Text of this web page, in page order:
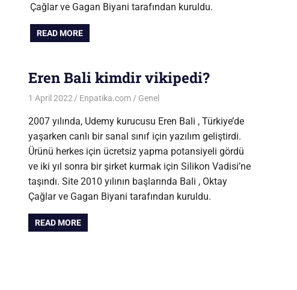
Çağlar ve Gagan Biyani tarafından kuruldu.
READ MORE
Eren Bali kimdir vikipedi?
1 April 2022 Enpatika.com Genel
2007 yılında, Udemy kurucusu Eren Bali , Türkiye’de
yaşarken canlı bir sanal sınıf için yazılım geliştirdi.
Ürünü herkes için ücretsiz yapma potansiyeli gördü
ve iki yıl sonra bir şirket kurmak için Silikon Vadisi’ne
taşındı. Site 2010 yılının başlarında Bali , Oktay
Çağlar ve Gagan Biyani tarafından kuruldu.
READ MORE